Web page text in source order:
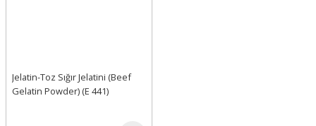
Jelatin-Toz Sığır Jelatini (Beef
Gelatin Powder) (E 441)